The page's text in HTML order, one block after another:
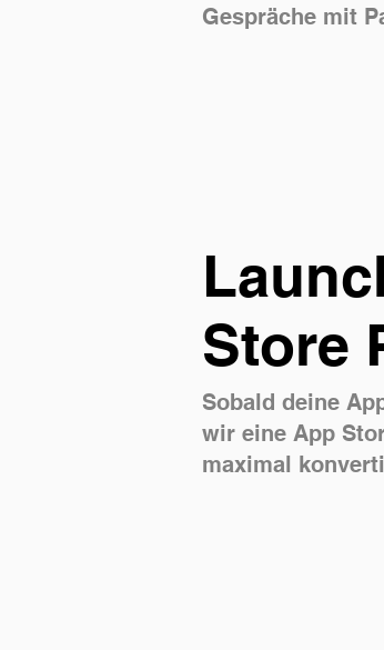
Gespräche mit
Sobald deine
wir eine App
maximal
Store